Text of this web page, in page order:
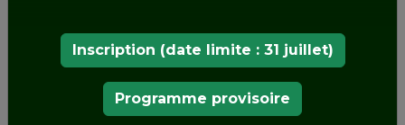
Inscription (date limite : 31 juillet)
Programme provisoire